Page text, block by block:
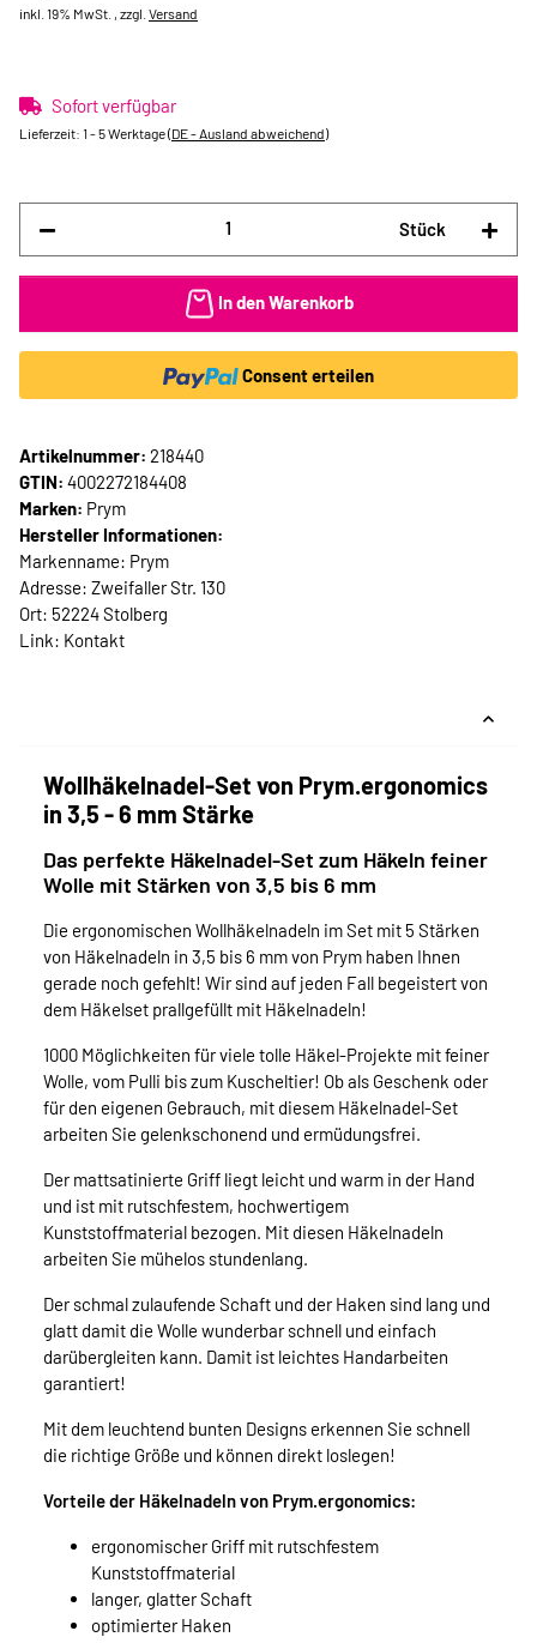
inkl. 19% MwSt. , zzgl. Versand
Sofort verfügbar
Lieferzeit: 1 - 5 Werktage(DE - Ausland abweichend)
Stück
In den Warenkorb
Consent erteilen
Artikelnummer: 218440
GTIN: 4002272184408
Marken: Prym
Hersteller Informationen:
Markenname: Prym
Adresse: Zweifaller Str. 130
Ort: 52224 Stolberg
Link: Kontakt
Wollhäkelnadel-Set von Prym.ergonomics
in 3,5 - 6 mm Stärke
Das perfekte Häkelnadel-Set zum Häkeln feiner
Wolle mit Stärken von 3,5 bis 6 mm
Die ergonomischen Wollhäkelnadeln im Set mit 5 Stärken
von Häkelnadeln in 3,5 bis 6 mm von Prym haben Ihnen
gerade noch gefehlt! Wir sind auf jeden Fall begeistert von
dem Häkelset prallgefüllt mit Häkelnadeln!
1000 Möglichkeiten für viele tolle Häkel-Projekte mit feiner
Wolle, vom Pulli bis zum Kuscheltier! Ob als Geschenk oder
für den eigenen Gebrauch, mit diesem Häkelnadel-Set
arbeiten Sie gelenkschonend und ermüdungsfrei.
Der mattsatinierte Griff liegt leicht und warm in der Hand
und ist mit rutschfestem, hochwertigem
Kunststoffmaterial bezogen. Mit diesen Häkelnadeln
arbeiten Sie mühelos stundenlang.
Der schmal zulaufende Schaft und der Haken sind lang und
glatt damit die Wolle wunderbar schnell und einfach
darübergleiten kann. Damit ist leichtes Handarbeiten
garantiert!
Mit dem leuchtend bunten Designs erkennen Sie schnell
die richtige Größe und können direkt loslegen!
Vorteile der Häkelnadeln von Prym.ergonomics:
ergonomischer Griff mit rutschfestem
Kunststoffmaterial
langer, glatter Schaft
optimierter Haken